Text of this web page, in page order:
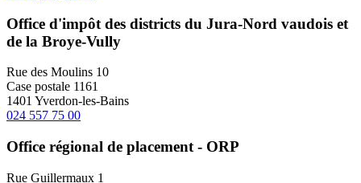
Office d'impôt des districts du Jura-Nord vaudois et
de la Broye-Vully
Rue des Moulins 10
Case postale 1161
1401 Yverdon-les-Bains
024 557 75 00
Office régional de placement - ORP
Rue Guillermaux 1